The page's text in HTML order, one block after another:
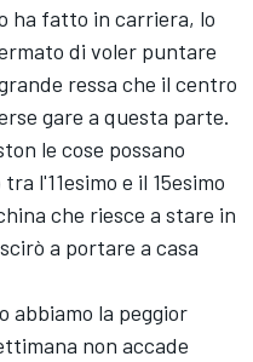
ha fatto in carriera, lo
di voler puntare
ressa che il centro
gare a questa parte.
le cose possano
l'11esimo e il 15esimo
che riesce a stare in
a portare a casa
abbiamo la peggior
non accade